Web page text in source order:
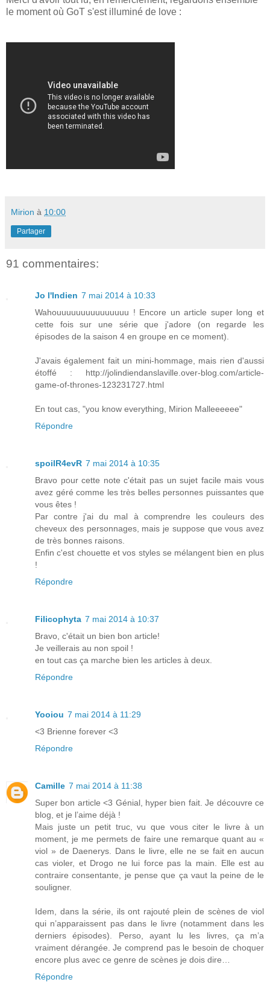
le moment où GoT s'est illuminé de love :
Mirion à 10:00
Partager
91 commentaires:
Jo l'Indien 7 mai 2014 à 10:33
Wahouuuuuuuuuuuuuuu ! Encore un article super long et
cette fois sur une série que j'adore (on regarde les
épisodes de la saison 4 en groupe en ce moment).
J'avais également fait un mini-hommage, mais rien d'aussi
étoffé : http://jolindiendanslaville.over-blog.com/article-
game-of-thrones-123231727.html
En tout cas, "you know everything, Mirion Malleeeeee"
Répondre
spoilR4evR 7 mai 2014 à 10:35
Bravo pour cette note c'était pas un sujet facile mais vous
avez géré comme les très belles personnes puissantes que
vous êtes !
Par contre j'ai du mal à comprendre les couleurs des
cheveux des personnages, mais je suppose que vous avez
de très bonnes raisons.
Enfin c'est chouette et vos styles se mélangent bien en plus
!
Répondre
Filicophyta 7 mai 2014 à 10:37
Bravo, c'était un bien bon article!
Je veillerais au non spoil !
en tout cas ça marche bien les articles à deux.
Répondre
Yooiou 7 mai 2014 à 11:29
<3 Brienne forever <3
Répondre
Camille 7 mai 2014 à 11:38
Super bon article <3 Génial, hyper bien fait. Je découvre ce
blog, et je l’aime déjà !
Mais juste un petit truc, vu que vous citer le livre à un
moment, je me permets de faire une remarque quant au «
viol » de Daenerys. Dans le livre, elle ne se fait en aucun
cas violer, et Drogo ne lui force pas la main. Elle est au
contraire consentante, je pense que ça vaut la peine de le
souligner.
Idem, dans la série, ils ont rajouté plein de scènes de viol
qui n’apparaissent pas dans le livre (notamment dans les
derniers épisodes). Perso, ayant lu les livres, ça m’a
vraiment dérangée. Je comprend pas le besoin de choquer
encore plus avec ce genre de scènes je dois dire…
Répondre